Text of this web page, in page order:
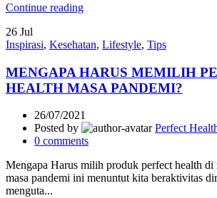
Continue reading
26 Jul
Inspirasi, Kesehatan, Lifestyle, Tips
MENGAPA HARUS MEMILIH
HEALTH MASA PANDEMI?
26/07/2021
Posted by
Perfect
0 comments
Mengapa Harus milih produk perfect health di
masa pandemi ini menuntut kita beraktivitas
menguta...